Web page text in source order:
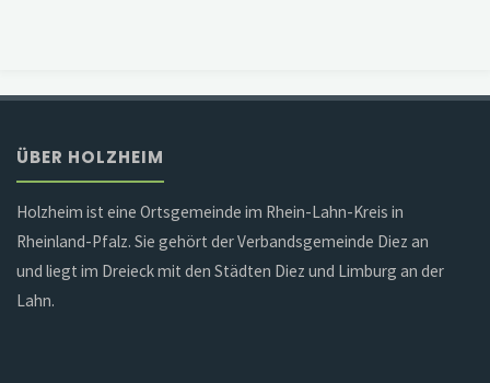
ÜBER HOLZHEIM
Holzheim ist eine Ortsgemeinde im Rhein-Lahn-Kreis in
Rheinland-Pfalz. Sie gehört der Verbandsgemeinde Diez an
und liegt im Dreieck mit den Städten Diez und Limburg an der
Lahn.